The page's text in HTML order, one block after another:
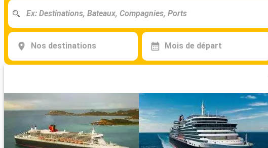
Nos destinations Mois de départ